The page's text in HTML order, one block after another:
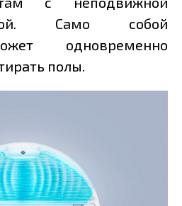
Само собой
одновременно
полы.